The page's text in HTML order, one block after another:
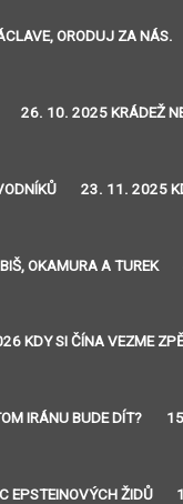
ORODUJ ZA NÁS.
26. 10. 2025 KRÁDEŽ
23. 11. 2025
OKAMURA A TUREK
KDY SI ČÍNA VEZME
IRÁNU BUDE DÍT?
EPSTEINOVÝCH ŽIDŮ